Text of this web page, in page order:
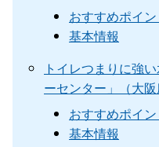
おすすめポイン
基本情報
トイレつまりに強
ーセンター」（大阪
おすすめポイン
基本情報